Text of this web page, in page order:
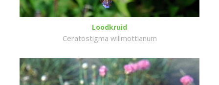
Loodkruid
Ceratostigma willmottianum